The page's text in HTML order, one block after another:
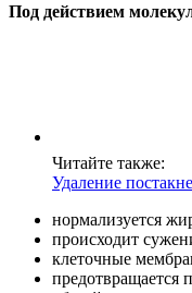
Под действием
Читайте также:
Удаление постакне
нормализуется
происходит
клеточные
предотвращается